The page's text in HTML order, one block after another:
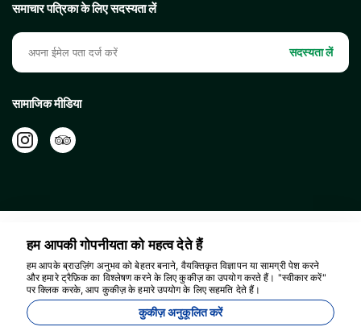
समाचार पत्रिका के लिए सदस्यता लें
सदस्यता लें
सामाजिक मीडिया
हम आपकी गोपनीयता को महत्व देते हैं
हम आपके ब्राउज़िंग अनुभव को बेहतर बनाने, वैयक्तिकृत विज्ञापन या सामग्री पेश करने
और हमारे ट्रैफ़िक का विश्लेषण करने के लिए कुकीज़ का उपयोग करते हैं। "स्वीकार करें"
पर क्लिक करके, आप कुकीज़ के हमारे उपयोग के लिए सहमति देते हैं।
कुकीज़ अनुकूलित करें